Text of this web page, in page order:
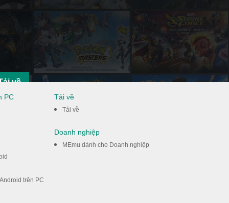
về
PC
trên PC
Tải về
Tải về
Doanh nghiệp
MEmu dành cho Doanh nghiệp